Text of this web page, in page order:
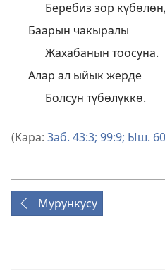
Беребиз зор
Баарын чакыралы
Жахабанын тоосуна.
Алар ал ыйык жерде
Болсун түбөлүккө.
(Кара: Заб. 43:3; 99:9; Ыш.
Мурункусу